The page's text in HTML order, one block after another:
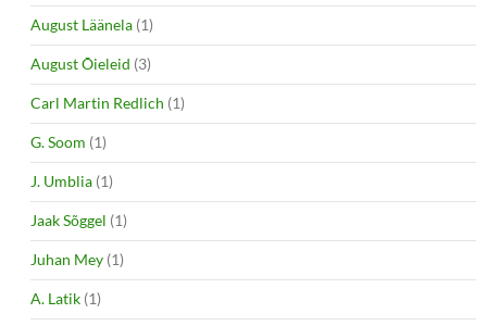
August Läänela (1)
August Õieleid (3)
Carl Martin Redlich (1)
G. Soom (1)
J. Umblia (1)
Jaak Sõggel (1)
Juhan Mey (1)
A. Latik (1)